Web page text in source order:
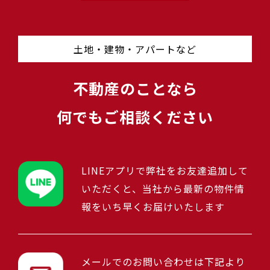
土地・建物・アパートなど
不動産のことなら
何でもご相談ください
LINEアプリで弊社をお友達追加して
いただくと、当社から最新の物件情
報をいち早くお届けいたします
メールでのお問い合わせは下記より